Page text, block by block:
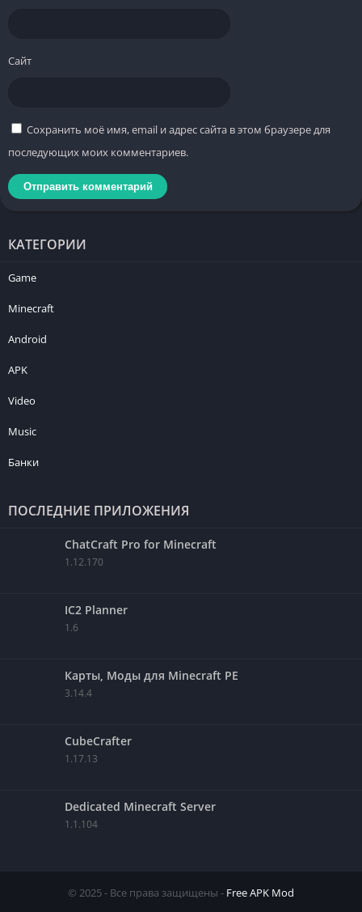
Сайт
Сохранить моё имя, email и адрес сайта в этом браузере для
последующих моих комментариев.
КАТЕГОРИИ
Game
Minecraft
Android
APK
Video
Music
Банки
ПОСЛЕДНИЕ ПРИЛОЖЕНИЯ
ChatCraft Pro for Minecraft
1.12.170
IC2 Planner
1.6
Карты, Моды для Minecraft PE
3.14.4
CubeCrafter
1.17.13
Dedicated Minecraft Server
1.1.104
© 2025 - Все права защищены - Free APK Mod